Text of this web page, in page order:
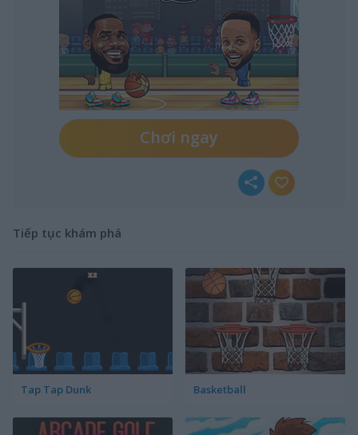
Chơi ngay
Tiếp tục khám phá
Tap Tap Dunk Basketball